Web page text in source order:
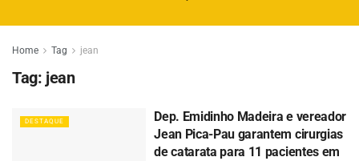
Home Tag jean
Tag: jean
DESTAQUE
Dep. Emidinho Madeira e vereador
Jean Pica-Pau garantem cirurgias
de catarata para 11 pacientes em